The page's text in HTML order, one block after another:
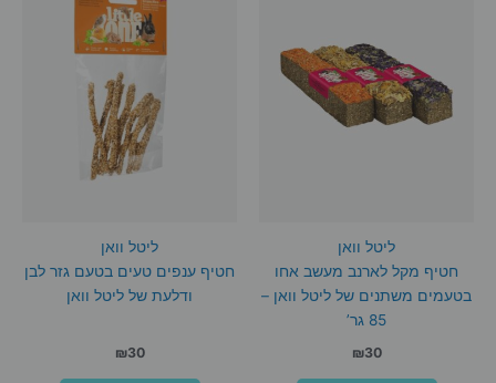
ליטל וואן
חטיף מקל לארנב מעשב אחו
בטעמים משתנים של ליטל וואן –
85 גר’
₪30
ליטל וואן
חטיף ענפים טעים בטעם גזר לבן
ודלעת של ליטל וואן
₪30